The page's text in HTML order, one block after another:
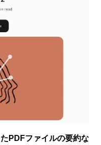
PDFファイルの要約な